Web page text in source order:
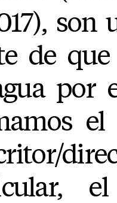
son
de
por